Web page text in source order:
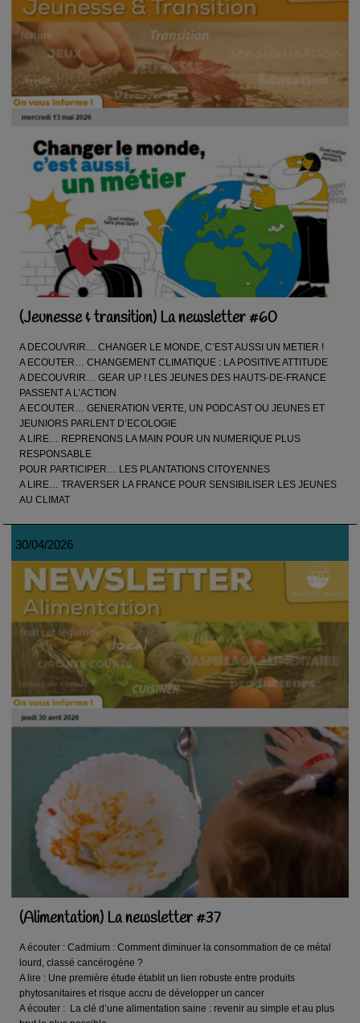
(Jeunesse & transition) La newsletter #60
A DECOUVRIR… CHANGER LE MONDE, C’EST AUSSI UN METIER !
A ECOUTER… CHANGEMENT CLIMATIQUE : LA POSITIVE ATTITUDE
A DECOUVRIR… GEAR UP ! LES JEUNES DES HAUTS-DE-FRANCE
PASSENT A L’ACTION
A ECOUTER… GENERATION VERTE, UN PODCAST OU JEUNES ET
JEUNIORS PARLENT D’ECOLOGIE
A LIRE… REPRENONS LA MAIN POUR UN NUMERIQUE PLUS
RESPONSABLE
POUR PARTICIPER… LES PLANTATIONS CITOYENNES
A LIRE… TRAVERSER LA FRANCE POUR SENSIBILISER LES JEUNES
AU CLIMAT
30/04/2026
(Alimentation) La newsletter #37
A écouter : Cadmium : Comment diminuer la consommation de ce métal
lourd, classé cancérogène ?
A lire : Une première étude établit un lien robuste entre produits
phytosanitaires et risque accru de développer un cancer
A écouter : La clé d’une alimentation saine : revenir au simple et au plus